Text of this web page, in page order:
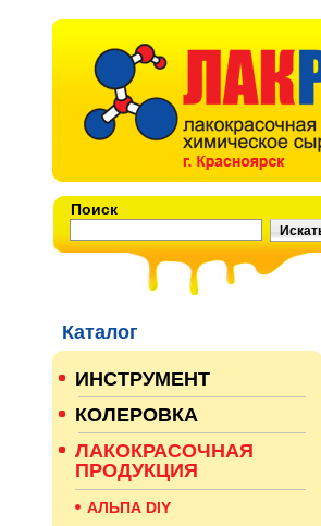
Поиск
Каталог
ИНСТРУМЕНТ
КОЛЕРОВКА
ЛАКОКРАСОЧНАЯ
ПРОДУКЦИЯ
АЛЬПА DIY